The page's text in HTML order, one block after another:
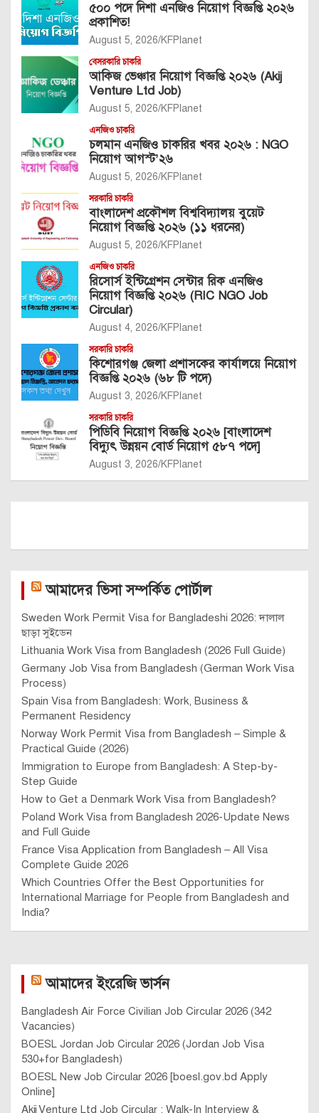
৫০০ পদে দিশা এনজিও নিয়োগ বিজ্ঞপ্তি ২০২৬
প্রকাশিত!
August 5, 2026 KFPlanet
বেসরকারি চাকরি
আকিজ ভেঞ্চার নিয়োগ বিজ্ঞপ্তি ২০২৬ (Akij
Venture Ltd Job)
August 5, 2026 KFPlanet
এনজিও চাকরি
চলমান এনজিও চাকরির খবর ২০২৬ : NGO
নিয়োগ আগস্ট’২৬
August 5, 2026 KFPlanet
সরকারি চাকরি
বাংলাদেশ প্রকৌশল বিশ্ববিদ্যালয় বুয়েট
নিয়োগ বিজ্ঞপ্তি ২০২৬ (১১ ধরনের)
August 5, 2026 KFPlanet
এনজিও চাকরি
রিসোর্স ইন্টিগ্রেশন সেন্টার রিক এনজিও
নিয়োগ বিজ্ঞপ্তি ২০২৬ (RIC NGO Job
Circular)
August 4, 2026 KFPlanet
সরকারি চাকরি
কিশোরগঞ্জ জেলা প্রশাসকের কার্যালয়ে নিয়োগ
বিজ্ঞপ্তি ২০২৬ (৬৮ টি পদে)
August 3, 2026 KFPlanet
সরকারি চাকরি
পিডিবি নিয়োগ বিজ্ঞপ্তি ২০২৬ [বাংলাদেশ
বিদ্যুৎ উন্নয়ন বোর্ড নিয়োগ ৫৮৭ পদে]
August 3, 2026 KFPlanet
আমাদের ভিসা সম্পর্কিত পোর্টাল
Sweden Work Permit Visa for Bangladeshi 2026: দালাল
ছাড়া সুইডেন
Lithuania Work Visa from Bangladesh (2026 Full Guide)
Germany Job Visa from Bangladesh (German Work Visa
Process)
Spain Visa from Bangladesh: Work, Business &
Permanent Residency
Norway Work Permit Visa from Bangladesh – Simple &
Practical Guide (2026)
Immigration to Europe from Bangladesh: A Step-by-
Step Guide
How to Get a Denmark Work Visa from Bangladesh?
Poland Work Visa from Bangladesh 2026-Update News
and Full Guide
France Visa Application from Bangladesh – All Visa
Complete Guide 2026
Which Countries Offer the Best Opportunities for
International Marriage for People from Bangladesh and
India?
আমাদের ইংরেজি ভার্সন
Bangladesh Air Force Civilian Job Circular 2026 (342
Vacancies)
BOESL Jordan Job Circular 2026 (Jordan Job Visa
530+for Bangladesh)
BOESL New Job Circular 2026 [boesl.gov.bd Apply
Online]
Akij Venture Ltd Job Circular : Walk-In Interview &